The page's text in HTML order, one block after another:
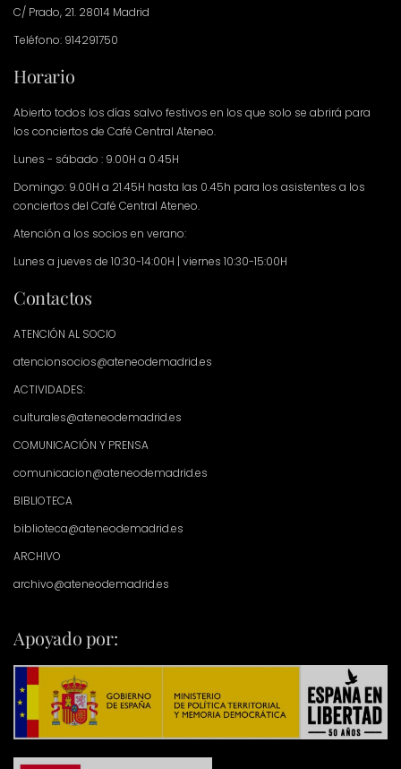
C/ Prado, 21. 28014 Madrid
Teléfono: 914291750
Horario
Abierto todos los días salvo festivos en los que solo se abrirá para
los conciertos de Café Central Ateneo.
Lunes - sábado : 9.00H a 0.45H
Domingo: 9.00H a 21.45H hasta las 0.45h para los asistentes a los
conciertos del Café Central Ateneo.
Atención a los socios en verano:
Lunes a jueves de 10:30-14:00H | viernes 10:30-15:00H
Contactos
ATENCIÓN AL SOCIO
atencionsocios@ateneodemadrid.es
ACTIVIDADES:
culturales@ateneodemadrid.es
COMUNICACIÓN Y PRENSA
comunicacion@ateneodemadrid.es
BIBLIOTECA
biblioteca@ateneodemadrid.es
ARCHIVO
archivo@ateneodemadrid.es
Apoyado por: